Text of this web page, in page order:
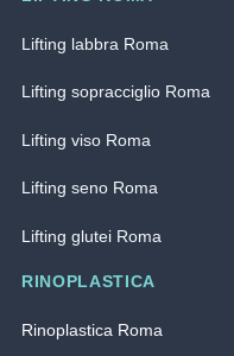
Lifting labbra Roma
Lifting sopracciglio Roma
Lifting viso Roma
Lifting seno Roma
Lifting glutei Roma
RINOPLASTICA
Rinoplastica Roma